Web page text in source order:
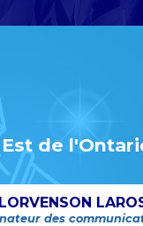
Est de
LORVENSON
des